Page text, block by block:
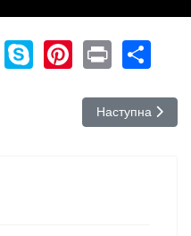
X SkypePinterest
Print
Наступна
Наступна